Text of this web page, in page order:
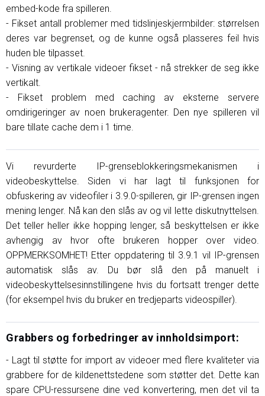
embed-kode fra spilleren.
- Fikset antall problemer med tidslinjeskjermbilder: størrelsen
deres var begrenset, og de kunne også plasseres feil hvis
huden ble tilpasset.
- Visning av vertikale videoer fikset - nå strekker de seg ikke
vertikalt.
- Fikset problem med caching av eksterne servere
omdirigeringer av noen brukeragenter. Den nye spilleren vil
bare tillate cache dem i 1 time.
Vi revurderte IP-grenseblokkeringsmekanismen i
videobeskyttelse. Siden vi har lagt til funksjonen for
obfuskering av videofiler i 3.9.0-spilleren, gir IP-grensen ingen
mening lenger. Nå kan den slås av og vil lette diskutnyttelsen.
Det teller heller ikke hopping lenger, så beskyttelsen er ikke
avhengig av hvor ofte brukeren hopper over video.
OPPMERKSOMHET! Etter oppdatering til 3.9.1 vil IP-grensen
automatisk slås av. Du bør slå den på manuelt i
videobeskyttelsesinnstillingene hvis du fortsatt trenger dette
(for eksempel hvis du bruker en tredjeparts videospiller).
Grabbers og forbedringer av innholdsimport:
- Lagt til støtte for import av videoer med flere kvaliteter via
grabbere for de kildenettstedene som støtter det. Dette kan
spare CPU-ressursene dine ved konvertering, men det vil ta